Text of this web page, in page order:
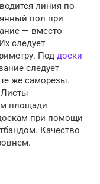
линия по
пол при
— вместо
следует
Под доски
следует
же саморезы.
площади
при помощи
Качество